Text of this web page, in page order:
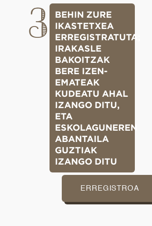
3
BEHIN ZURE
IKASTETXEA
ERREGISTRATUTA;
IRAKASLE
BAKOITZAK
BERE IZEN-
EMATEAK
KUDEATU AHAL
IZANGO DITU,
ETA
ESKOLAGUNEREN
ABANTAILA
GUZTIAK
IZANGO DITU
ERREGISTROA